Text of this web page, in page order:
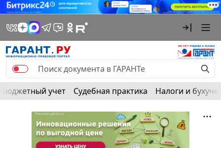
Бюджетный учет Судебная практика Налоги и